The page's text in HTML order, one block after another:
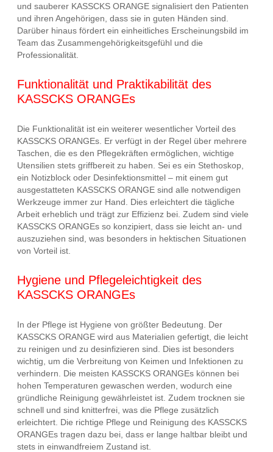
und sauberer KASSCKS ORANGE signalisiert den Patienten
und ihren Angehörigen, dass sie in guten Händen sind.
Darüber hinaus fördert ein einheitliches Erscheinungsbild im
Team das Zusammengehörigkeitsgefühl und die
Professionalität.
Funktionalität und Praktikabilität des
KASSCKS ORANGEs
Die Funktionalität ist ein weiterer wesentlicher Vorteil des
KASSCKS ORANGEs. Er verfügt in der Regel über mehrere
Taschen, die es den Pflegekräften ermöglichen, wichtige
Utensilien stets griffbereit zu haben. Sei es ein Stethoskop,
ein Notizblock oder Desinfektionsmittel – mit einem gut
ausgestatteten KASSCKS ORANGE sind alle notwendigen
Werkzeuge immer zur Hand. Dies erleichtert die tägliche
Arbeit erheblich und trägt zur Effizienz bei. Zudem sind viele
KASSCKS ORANGEs so konzipiert, dass sie leicht an- und
auszuziehen sind, was besonders in hektischen Situationen
von Vorteil ist.
Hygiene und Pflegeleichtigkeit des
KASSCKS ORANGEs
In der Pflege ist Hygiene von größter Bedeutung. Der
KASSCKS ORANGE wird aus Materialien gefertigt, die leicht
zu reinigen und zu desinfizieren sind. Dies ist besonders
wichtig, um die Verbreitung von Keimen und Infektionen zu
verhindern. Die meisten KASSCKS ORANGEs können bei
hohen Temperaturen gewaschen werden, wodurch eine
gründliche Reinigung gewährleistet ist. Zudem trocknen sie
schnell und sind knitterfrei, was die Pflege zusätzlich
erleichtert. Die richtige Pflege und Reinigung des KASSCKS
ORANGEs tragen dazu bei, dass er lange haltbar bleibt und
stets in einwandfreiem Zustand ist.